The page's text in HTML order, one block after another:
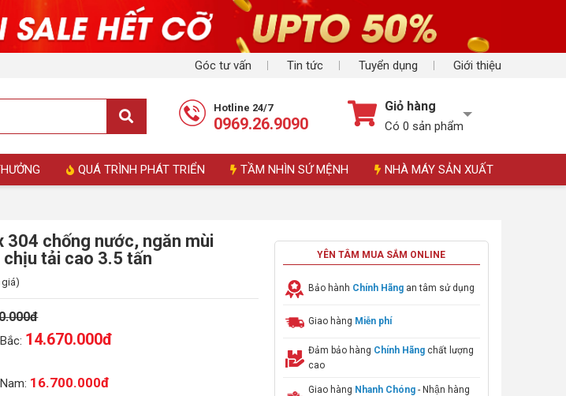
Góc tư vấn Tin tức Tuyển dụng Giới thiệu
Hotline 24/7
0969.26.9090
Giỏ hàng
Có 0 sản phẩm
QUÁ TRÌNH PHÁT TRIỂN TẦM NHÌN SỨ MỆNH NHÀ MÁY SẢN XUẤT
304 chống nước, ngăn mùi
tải cao 3.5 tấn
giá)
14.670.000đ
16.700.000đ
YÊN TÂM MUA SẮM ONLINE
Bảo hành Chính Hãng an tâm sử dụng
Giao hàng Miễn phí
Đảm bảo hàng Chính Hãngchất lượng
cao
Giao hàng Nhanh Chóng- Nhận hàng